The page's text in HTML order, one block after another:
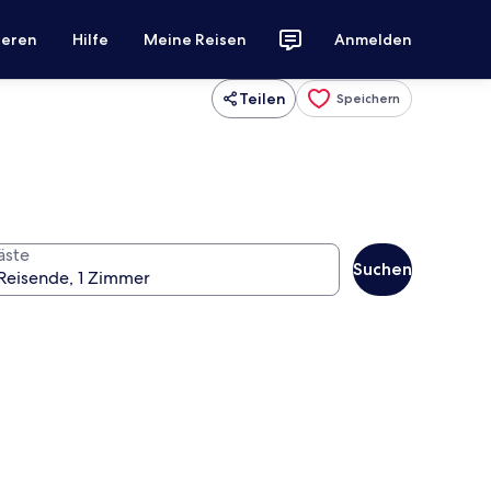
Hilfe Meine Reisen Anmelden
Teilen Speichern
Suchen